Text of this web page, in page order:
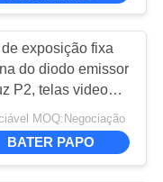
LED
26
de exposição fixa
do diodo emissor
P2, telas video
com armário
MOQ:Negociação
BATER PAPO